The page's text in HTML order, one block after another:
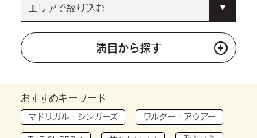
演目から探す
おすすめキーワード
マドリガル・シンガーズ ワルター・アウアー